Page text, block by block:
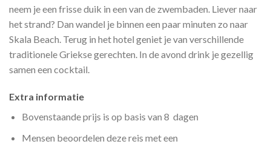
neem je een frisse duik in een van de zwembaden. Liever naar
het strand? Dan wandel je binnen een paar minuten zo naar
Skala Beach. Terug in het hotel geniet je van verschillende
traditionele Griekse gerechten. In de avond drink je gezellig
samen een cocktail.
Extra informatie
Bovenstaande prijs is op basis van 8 dagen
Mensen beoordelen deze reis met een